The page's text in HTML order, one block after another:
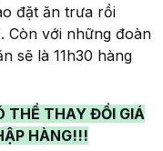
đặt ăn trưa rồi
Còn với những đoàn
sẽ là 11h30 hàng
THỂ THAY ĐỔI GIÁ
HÀNG!!!